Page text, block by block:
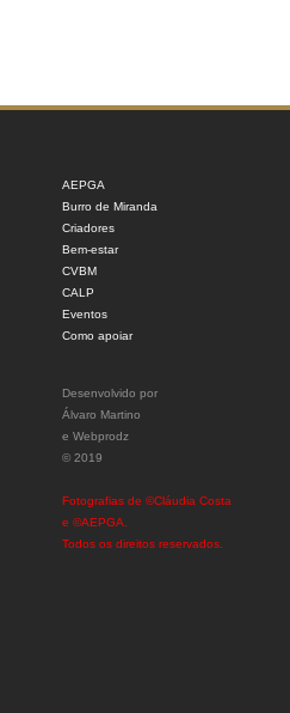
AEPGA
Burro de Miranda
Criadores
Bem-estar
CVBM
CALP
Eventos
Como apoiar
Desenvolvido por
Álvaro Martino
e Webprodz
© 2019
Fotografias de ©Cláudia Costa
e ©AEPGA.
Todos os direitos reservados.